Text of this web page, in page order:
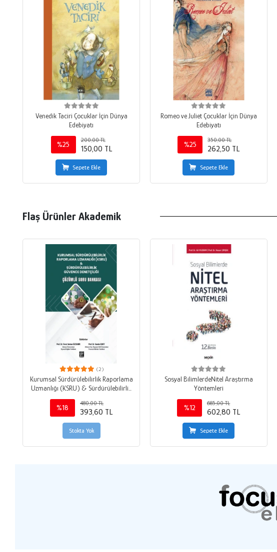
Venedik Taciri Çocuklar İçin Dünya
Edebiyatı
%25
200,00 TL
150,00 TL
Sepete Ekle
Romeo ve Juliet Çocuklar İçin Dünya
Edebiyatı
%25
350,00 TL
262,50 TL
Sepete Ekle
Flaş Ürünler Akademik
(2)
Kurumsal Sürdürülebilirlik Raporlama
Uzmanlığı (KSRU) & Sürdürülebilirlik
Bankası
%18
480,00 TL
393,60 TL
Stokta Yok
Sosyal BilimlerdeNitel Araştırma
Yöntemleri
%12
685,00 TL
602,80 TL
Sepete Ekle